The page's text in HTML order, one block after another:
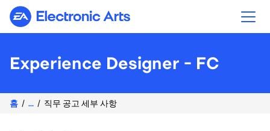
Electronic Arts
Experience Designer - FC
홈 ... 직무 공고 세부 사항